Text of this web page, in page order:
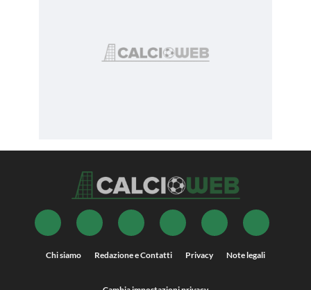
Chi siamo Redazione e Contatti Privacy Note legali